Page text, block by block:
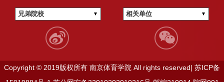
兄弟院校 相关单位
Copyright © 2019版权所有 南京体育学院 All rights reserved| 苏ICP备